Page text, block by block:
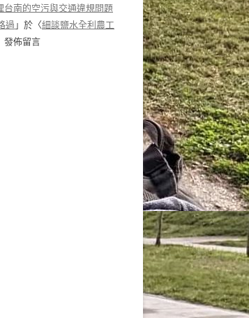
台南的空污與交通違規問題
過 」於〈細談鹽水全利農工
發佈留言